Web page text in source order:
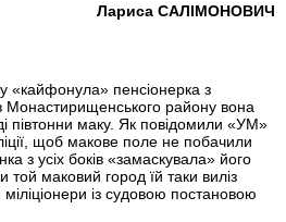
Лариса САЛІМОНОВИЧ
«кайфонула» пенсіонерка з
Монастирищенського району вона
півтонни маку. Як повідомили «УМ»
щоб макове поле не побачили
з усіх боків «замаскувала» його
той маковий город їй таки виліз
із судовою постановою